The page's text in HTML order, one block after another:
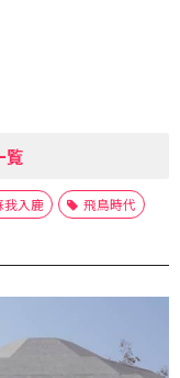
覧
我入鹿 飛鳥時代